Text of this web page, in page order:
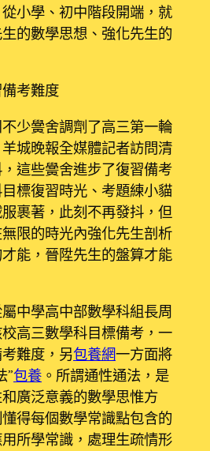
小學、初中階段開端，就
的數學思想、強化先生的
考難度
少黌舍調劑了高三第一輪
城晚報全媒體記者訪問清
這些黌舍進步了復習備考
標復習時光、考題練小貓
裹著，此刻不再發抖，但
限的時光內強化先生剖析
能，晉陞先生的盤算才能
中學高中部數學科組長周
高三數學科目標備考，一
難度，另包養網一方面將
”包養 。所謂通性通法，是
廣泛意義的數學思惟方
得每個數學常識點包含的
所學常識，處理生疏情形